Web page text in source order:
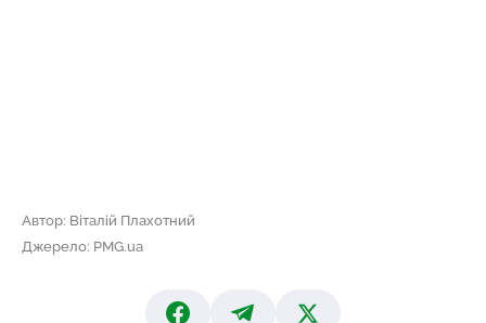
Автор: Віталій Плахотний
Джерело: PMG.ua